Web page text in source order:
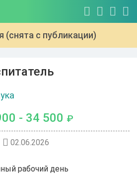
(снята с публикации)
- 34 500 ₽
02.06.2026
рабочий день